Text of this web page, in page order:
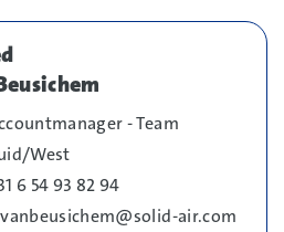
- Team
West
6 54 93 82 94
mail
air.com